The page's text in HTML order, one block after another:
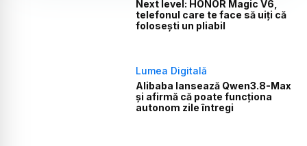
Next level: HONOR Magic V6,
telefonul care te face să uiți că
folosești un pliabil
Lumea Digitală
Alibaba lansează Qwen3.8-Max
și afirmă că poate funcționa
autonom zile întregi